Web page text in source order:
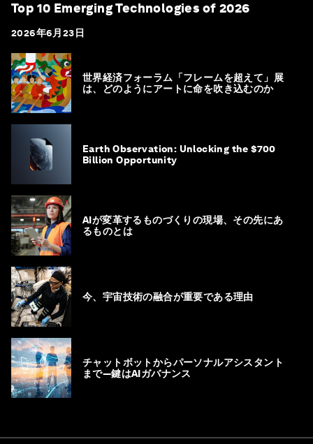
Top 10 Emerging Technologies of 2026
2026年6月23日
世界経済フォーラム「フレームを超えて」展
は、どのようにアートに命を吹き込むのか
Earth Observation: Unlocking the $700
Billion Opportunity
AIが変革するものづくりの現場、その先にあ
るものとは
今、宇宙技術の融合が重要である理由
チャットボットからパーソナルアシスタント
まで―鍵はAIガバナンス